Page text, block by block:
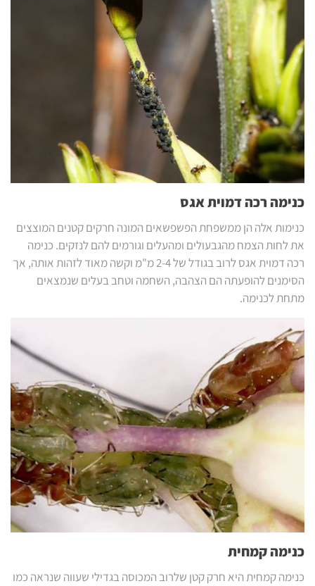
כנימה רכה דמוית אגס
כנימות אלה הן ממשפחת הפשפשאים המונה חרקים קטנים המוצצים
את לחות הצמח מהגבעולים ומהעלים וגורמים להם לנזקים. כנימה
רכה דמוית אגס לרוב בגודל של 2-4 מ"מ וקשה מאוד לזהות אותה, אך
הסימנים להופעתה הם הצהבה, השחמה וטחב בעלים שנמצאים
מתחת לכנימה.
כנימה קמחית
כנימה קמחית היא חרק קטן שלרוב המכוסה בגדילי שעווה שנראה כמו